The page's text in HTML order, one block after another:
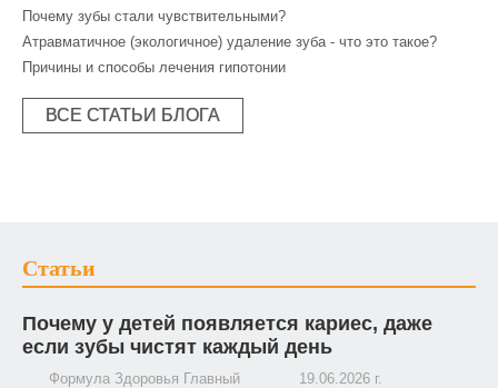
Почему зубы стали чувствительными?
Атравматичное (экологичное) удаление зуба - что это такое?
Причины и способы лечения гипотонии
ВСЕ СТАТЬИ БЛОГА
Статьи
Почему у детей появляется кариес, даже
если зубы чистят каждый день
Формула Здоровья Главный 19.06.2026 г.